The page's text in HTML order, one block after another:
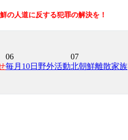
の人道に反する犯罪の解決を！
06
毎月10日野外活動
07
北朝鮮離散家族